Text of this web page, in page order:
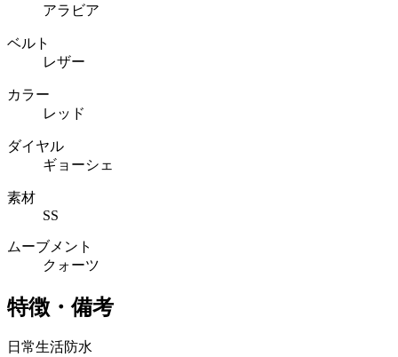
アラビア
ベルト
レザー
カラー
レッド
ダイヤル
ギョーシェ
素材
SS
ムーブメント
クォーツ
特徴・備考
日常生活防水